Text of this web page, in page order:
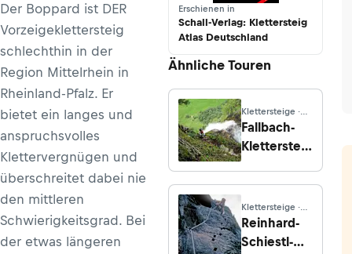
Der Boppard ist DER
Vorzeigeklettersteig
schlechthin in der
Region Mittelrhein in
Rheinland-Pfalz. Er
bietet ein langes und
anspruchsvolles
Klettervergnügen und
überschreitet dabei nie
den mittleren
Schwierigkeitsgrad. Bei
der etwas längeren
Erschienen in
Schall-Verlag: Klettersteig
Atlas Deutschland
Ähnliche Touren
Klettersteige ·
Kärnten
Fallbach-
Klettersteig
Klettersteige ·
Tirol
Reinhard-
Schiestl-